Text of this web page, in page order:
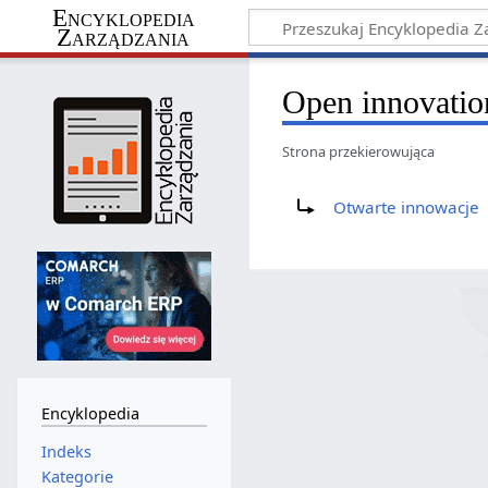
Encyklopedia
Zarządzania
Open
Strona przekierowująca
Otwarte innowacje
Encyklopedia
Indeks
Kategorie